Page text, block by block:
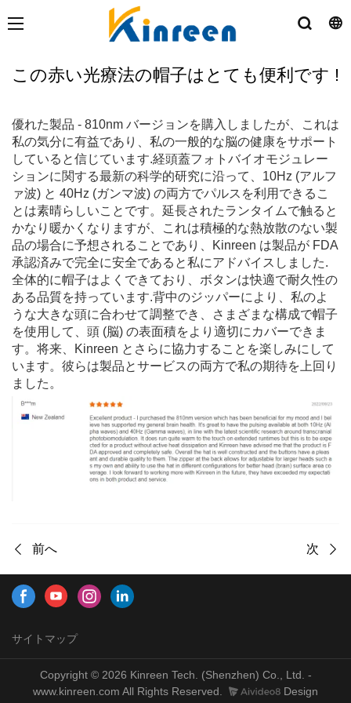
この赤い光療法の帽子はとても便利です !
優れた製品 - 810nm バージョンを購入しましたが、これは
私の気分に有益であり、私の一般的な脳の健康をサポート
していると信じています.経頭蓋フォトバイオモジュレー
ションに関する最新の科学的研究に沿って、10Hz (アルフ
ァ波) と 40Hz (ガンマ波) の両方でパルスを利用できるこ
とは素晴らしいことです。延長されたランタイムで触ると
かなり暖かくなりますが、これは積極的な熱放散のない製
品の場合に予想されることであり、Kinreen は製品が FDA
承認済みで完全に安全であると私にアドバイスしました.
全体的に帽子はよくできており、ボタンは快適で耐久性の
ある品質を持っています.背中のジッパーにより、私のよ
うな大きな頭に合わせて調整でき、さまざまな構成で帽子
を使用して、頭 (脳) の表面積をより適切にカバーできま
す。将来、Kinreen とさらに協力することを楽しみにして
います。彼らは製品とサービスの両方で私の期待を上回り
ました。
前へ 次
サイトマップ
Copyright © 2026 Kinreen Tech. (Shenzhen) Co., Ltd. -
www.kinreen.com All Rights Reserved.
Design